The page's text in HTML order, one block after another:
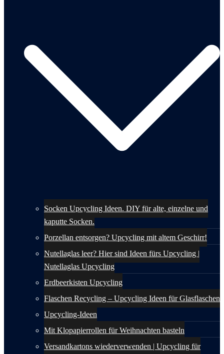
Socken Upcycling Ideen. DIY für alte, einzelne und
kaputte Socken.
Porzellan entsorgen? Upcycling mit altem Geschirr!
Nutellaglas leer? Hier sind Ideen fürs Upcycling |
Nutellaglas Upcycling
Erdbeerkisten Upcycling
Flaschen Recycling – Upcycling Ideen für Glasflaschen
Upcycling-Ideen
Mit Klopapierrollen für Weihnachten basteln
Versandkartons wiederverwenden | Upcycling für